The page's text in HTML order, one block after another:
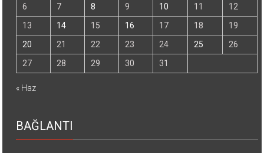
6
7 8 9 10 11
12
13
14 15 16 17 18
19
20
21 22 23 24 25
26
27
28 29 30 31
« Haz
BAĞLANTI